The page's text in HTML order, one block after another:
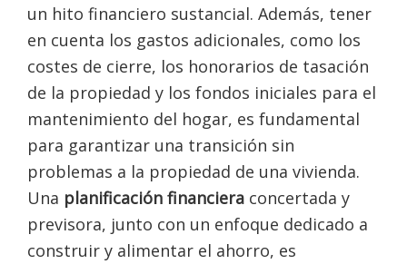
un hito financiero sustancial. Además, tener
en cuenta los gastos adicionales, como los
costes de cierre, los honorarios de tasación
de la propiedad y los fondos iniciales para el
mantenimiento del hogar, es fundamental
para garantizar una transición sin
problemas a la propiedad de una vivienda.
Una planificación financiera concertada y
previsora, junto con un enfoque dedicado a
construir y alimentar el ahorro, es